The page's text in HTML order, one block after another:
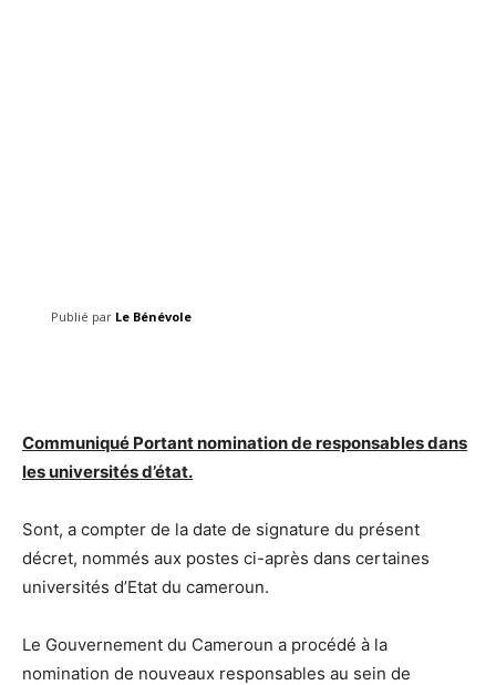
Publié par Le Bénévole
Communiqué Portant nomination de responsables dans
les universités d’état.
Sont, a compter de la date de signature du présent
décret, nommés aux postes ci-après dans certaines
universités d’Etat du cameroun.
Le Gouvernement du Cameroun a procédé à la
nomination de nouveaux responsables au sein de